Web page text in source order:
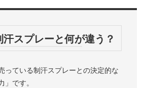
スプレーと何が違う？
っている制汗スプレーとの決定的な
です。